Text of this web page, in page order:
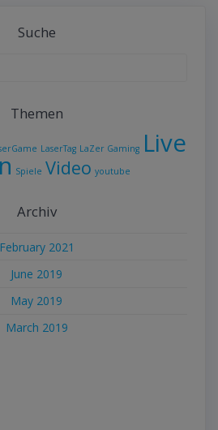
Suche
Themen
LaserTag LaZer Gaming Live
Spiele Video youtube
Archiv
February 2021
June 2019
May 2019
March 2019